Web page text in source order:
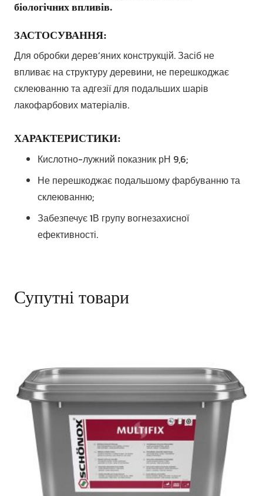
біологічних впливів.
ЗАСТОСУВАННЯ:
Для обробки дерев’яних конструкцій. Засіб не
впливає на структуру деревини, не перешкоджає
склеюванню та адгезії для подальших шарів
лакофарбових матеріалів.
ХАРАКТЕРИСТИКИ:
Кислотно-лужний показник рН 9,6;
Не перешкоджає подальшому фарбуванню та
склеюванню;
Забезпечує 1В групу вогнезахисної
ефективності.
Супутні товари